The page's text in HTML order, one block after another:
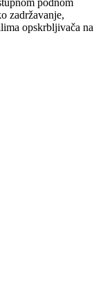
podnom
zadržavanje,
opskrbljivača na